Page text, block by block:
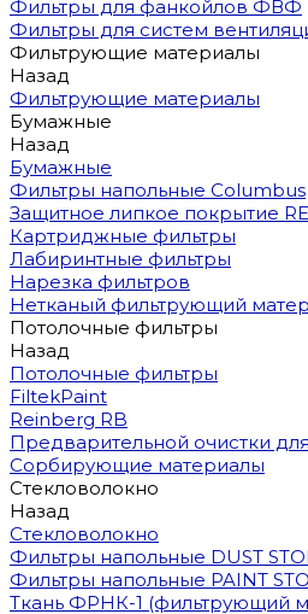
Фильтры для фанкойлов ФВФ
Фильтры для систем
Фильтрующие материалы
Назад
Фильтрующие материалы
Бумажные
Назад
Бумажные
Фильтры напольные Columbus
Защитное липкое покрытие
Картриджные фильтры
Лабиринтные фильтры
Нарезка фильтров
Нетканый фильтрующий
Потолочные фильтры
Назад
Потолочные фильтры
FiltekPaint
Reinberg RB
Предварительной очистки
Сорбирующие материалы
Стекловолокно
Назад
Стекловолокно
Фильтры напольные DUST
Фильтры напольные PAINT
Ткань ФРНК-1 (фильтрующий